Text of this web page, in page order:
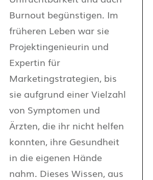
Burnout begünstigen. Im
früheren Leben war sie
Projektingenieurin und
Expertin für
Marketingstrategien, bis
sie aufgrund einer Vielzahl
von Symptomen und
Ärzten, die ihr nicht helfen
konnten, ihre Gesundheit
in die eigenen Hände
nahm. Dieses Wissen, aus